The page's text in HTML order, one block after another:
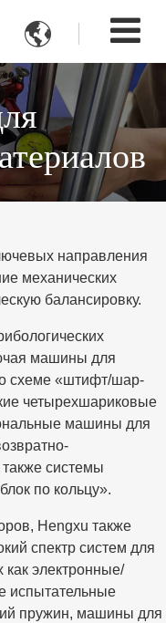

направления
механических
балансировку.
машины для
схеме «штифт/шар-
четырехшариковые
машины для
системы
по кольцу».
Hengxu также
спектр систем для
как электронные/
испытательные
пружин, машины для